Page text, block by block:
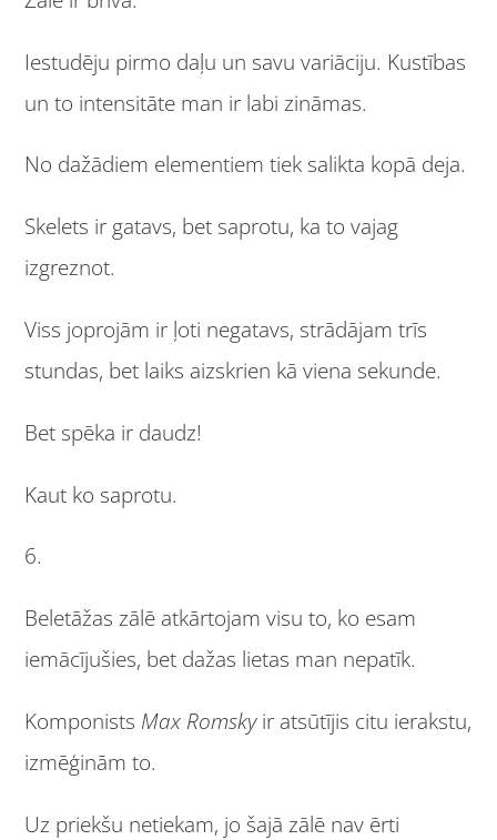
Iestudēju pirmo daļu un savu variāciju. Kustības
un to intensitāte man ir labi zināmas.
No dažādiem elementiem tiek salikta kopā deja.
Skelets ir gatavs, bet saprotu, ka to vajag
izgreznot.
Viss joprojām ir ļoti negatavs, strādājam trīs
stundas, bet laiks aizskrien kā viena sekunde.
Bet spēka ir daudz!
Kaut ko saprotu.
6.
Beletāžas zālē atkārtojam visu to, ko esam
iemācījušies, bet dažas lietas man nepatīk.
Komponists Max Romskyir atsūtījis citu ierakstu,
izmēģinām to.
Uz priekšu netiekam, jo šajā zālē nav ērti